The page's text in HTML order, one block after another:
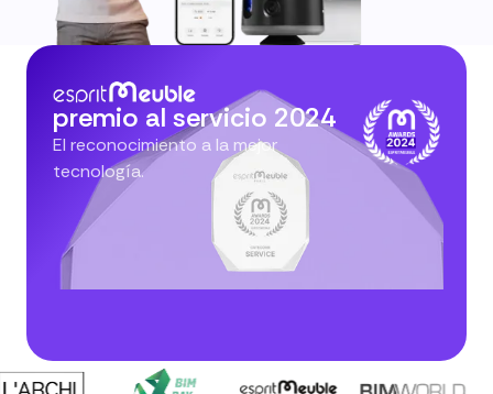
premio al servicio 2024
El reconocimiento a la mejor
tecnología.